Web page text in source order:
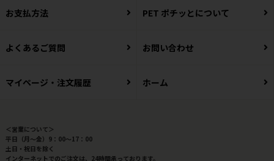
お支払方法 PET ポチッとについて
よくあるご質問 お問い合わせ
マイページ・注文履歴 ホーム
＜営業について＞
平日（月～金）9：00～17：00
土日・祝日を除く
インターネットでのご注文は、24時間承っております。